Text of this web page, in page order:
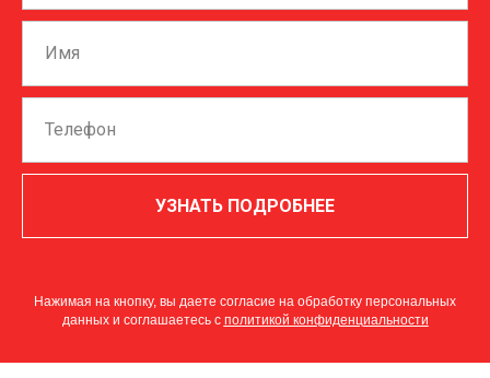
УЗНАТЬ ПОДРОБНЕЕ
Нажимая на кнопку, вы даете согласие на обработку персональных
данных и соглашаетесь c политикой конфиденциальности